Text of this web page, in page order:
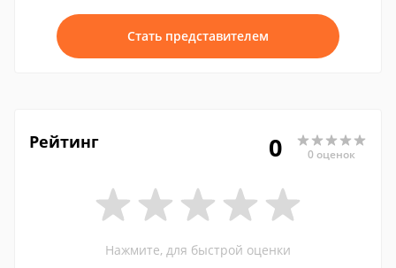
Стать представителем
Рейтинг 0 0 оценок
Нажмите, для быстрой оценки